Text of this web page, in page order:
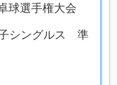
球選手権大会
シングルス 準